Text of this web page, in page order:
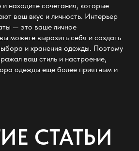
и находите сочетания, которые
ваш вкус и личность. Интерьер
— это ваше личное
можете выразить себя и создать
и хранения одежды. Поэтому
ваш стиль и настроение,
одежды еще более приятным и
СТАТЬИ